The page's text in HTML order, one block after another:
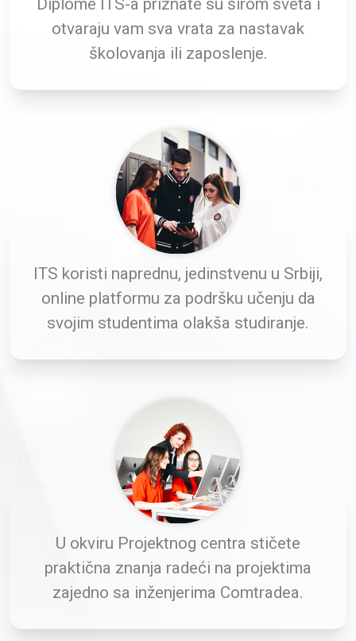
otvaraju vam sva vrata za nastavak
školovanja ili zaposlenje.
ITS koristi naprednu, jedinstvenu u Srbiji,
online platformu za podršku učenju da
svojim studentima olakša studiranje.
U okviru Projektnog centra stičete
praktična znanja radeći na projektima
zajedno sa inženjerima Comtradea.